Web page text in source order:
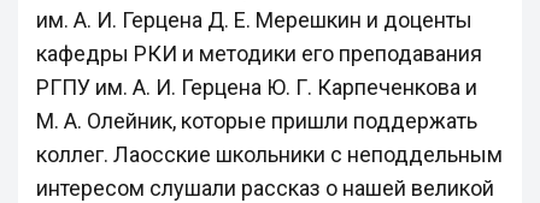
им. А. И. Герцена Д. Е. Мерешкин и доценты
кафедры РКИ и методики его преподавания
РГПУ им. А. И. Герцена Ю. Г. Карпеченкова и
М. А. Олейник, которые пришли поддержать
коллег. Лаосские школьники с неподдельным
интересом слушали рассказ о нашей великой